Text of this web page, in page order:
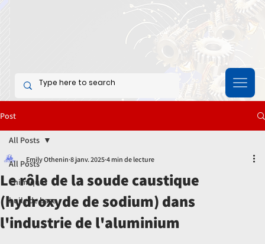
Post
All Posts
Chimiques
huile de base
All Posts
Le rôle de la soude caustique
(hydroxyde de sodium) dans
l'industrie de l'aluminium
Emily Othenin 8 janv. 2025 4 min de lecture